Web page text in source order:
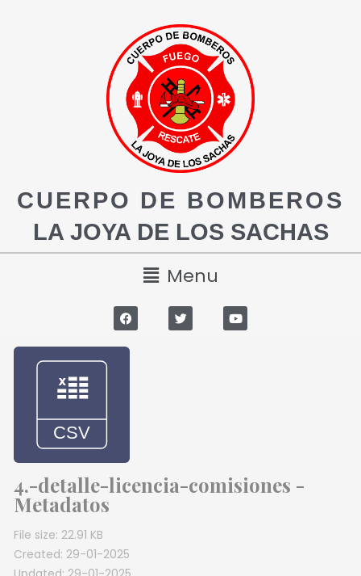
CUERPO DE BOMBEROS
LA JOYA DE LOS SACHAS
Menu
4.-detalle-licencia-comisiones -
Metadatos
File size: 22.91 KB
Created: 29-01-2025